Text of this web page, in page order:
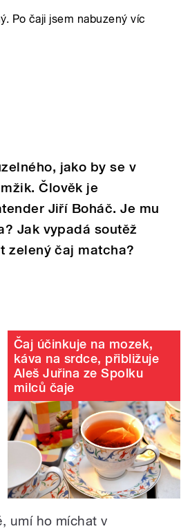
Po čaji jsem nabuzený víc
jako by se v
Člověk je
Jiří Boháč. Je mu
Jak vypadá soutěž
zelený čaj matcha?
Čaj účinkuje na mozek,
káva na srdce, přibližuje
Aleš Juřina ze Spolku
milců čaje
umí ho míchat v